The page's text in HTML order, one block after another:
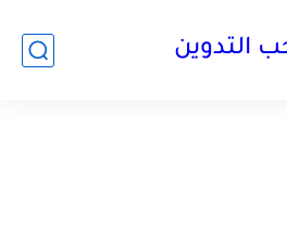
التدوين